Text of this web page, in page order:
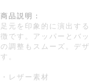
商品説明：
足元を印象的に演出す
徴です。アッパーとバ
の調整もスムーズ。デ
す。
・レザー素材